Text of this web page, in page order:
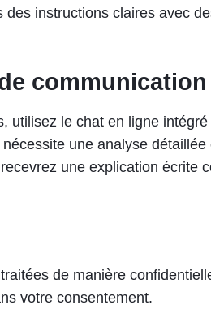
des instructions claires avec
communication
utilisez le chat en ligne
une analyse détaillée
une explication écrite
de manière
votre consentement.